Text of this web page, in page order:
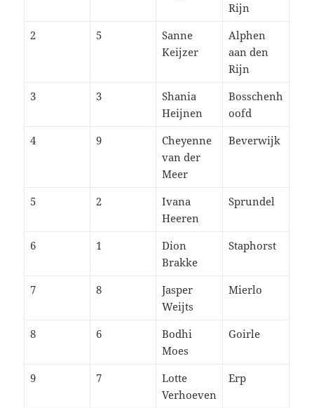
Rijn
2
5
Sanne
Keijzer
Alphen
aan den
Rijn
3
3
Shania
Heijnen
Bosschenh
oofd
4
9
Cheyenne
van der
Meer
Beverwijk
5 2
Ivana
Heeren
Sprundel
6 1
Dion
Brakke
Staphorst
7 8
Jasper
Weijts
Mierlo
8 6
Bodhi
Moes
Goirle
9 7
Lotte
Verhoeven
Erp